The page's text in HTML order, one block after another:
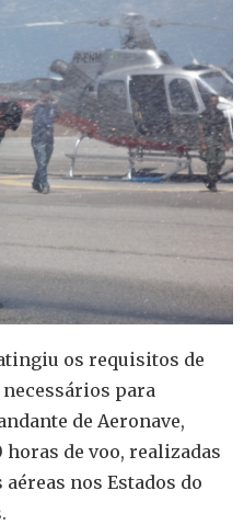
os requisitos de
para
de Aeronave,
de voo, realizadas
nos Estados do